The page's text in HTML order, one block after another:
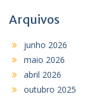
Arquivos
junho 2026
maio 2026
abril 2026
outubro 2025